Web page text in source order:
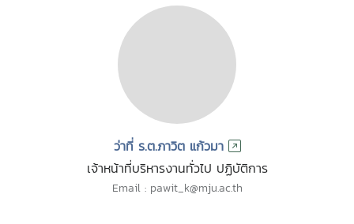
ว่าที่ ร.ต.ภาวิต แก้วมา
เจ้าหน้าที่บริหารงานทั่วไป ปฏิบัติการ
Email : pawit_k@mju.ac.th